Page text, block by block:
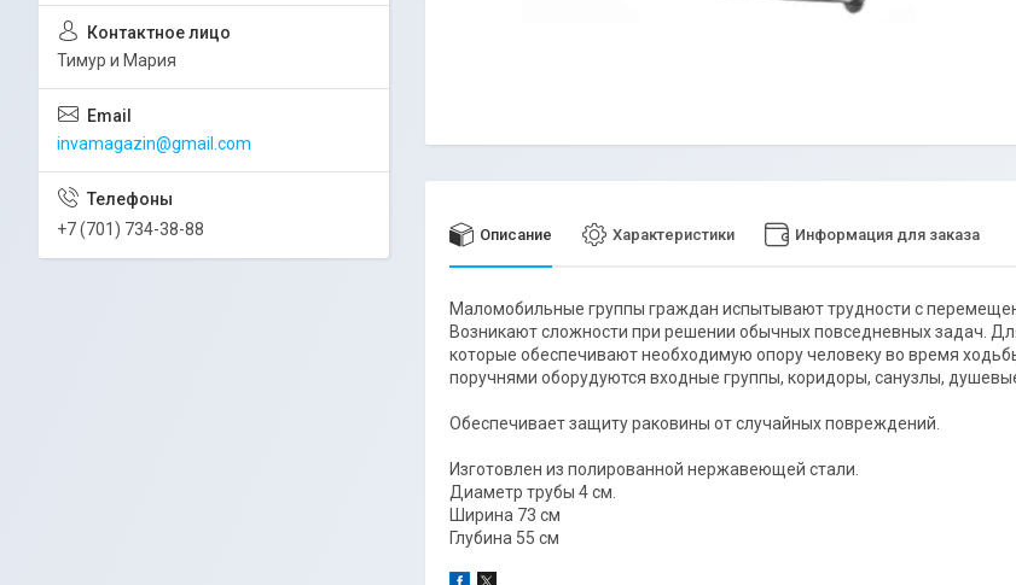
Описание Характеристики Информация для заказа
Маломобильные группы граждан испытывают трудности с
Возникают сложности при решении обычных повседневных задач.
которые обеспечивают необходимую опору человеку во время
поручнями оборудуются входные группы, коридоры, санузлы,
Обеспечивает защиту раковины от случайных повреждений.
Изготовлен из полированной нержавеющей стали.
Диаметр трубы 4 cм.
Ширина 73 cм
Глубина 55 cм
Тимур и Мария
invamagazin@gmail.com
+7 (701) 734-38-88